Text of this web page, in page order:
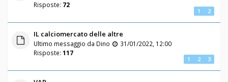
Risposte: 72
1 2
IL calciomercato delle altre
Ultimo messaggio da Dino
31/01/2022, 12:00
Risposte: 117
1 2 3